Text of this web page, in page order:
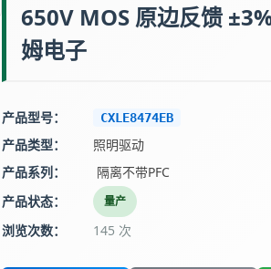
650V MOS 原边反馈
姆电子
产品型号： CXLE8474EB
产品类型：
照明驱动
产品系列：
隔离不带PFC
产品状态：
量产
浏览次数： 145 次